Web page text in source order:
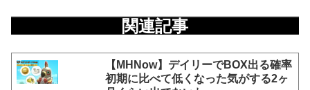
関連記事
【MHNow】デイリーでBOX出る確率
初期に比べて低くなった気がする2ヶ